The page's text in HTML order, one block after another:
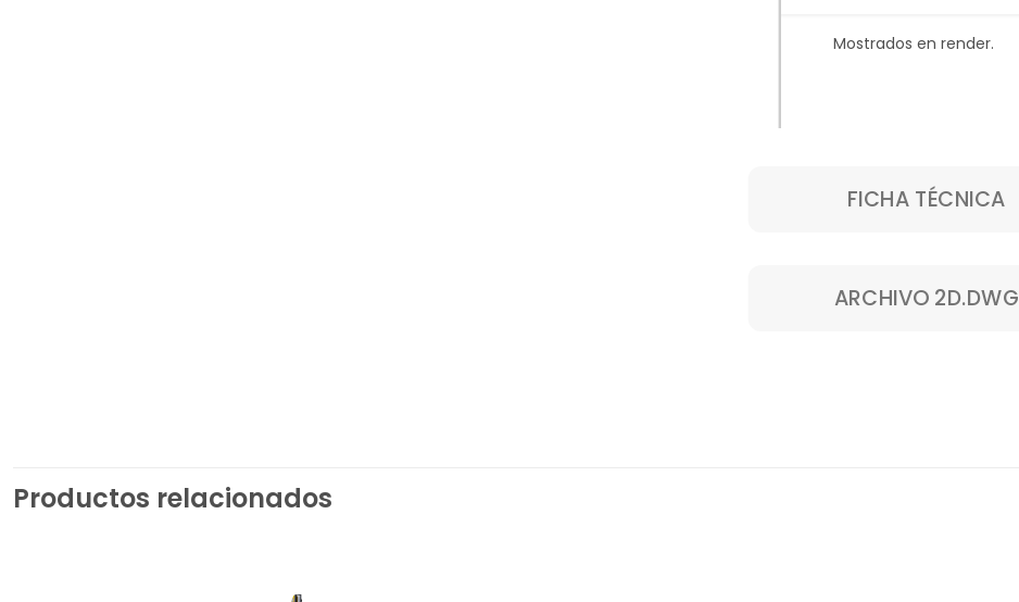
Mostrados en render.
FICHA TÉCNICA
ARCHIVO 2D.DWG
Productos relacionados